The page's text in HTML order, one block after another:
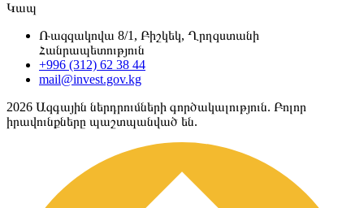
Կապ
Ռազզակովա 8/1, Բիշկեկ, Ղրղզստանի
Հանրապետություն
+996 (312) 62 38 44
mail@invest.gov.kg
2026 Ազգային ներդրումների գործակալություն. Բոլոր
իրավունքները պաշտպանված են.